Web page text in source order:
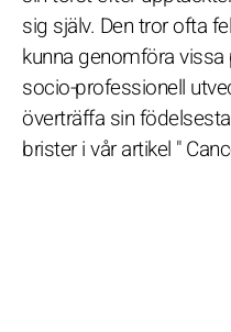
sig själv. Den tror ofta
kunna genomföra
socio-professionell
överträffa sin
brister i vår artikel "